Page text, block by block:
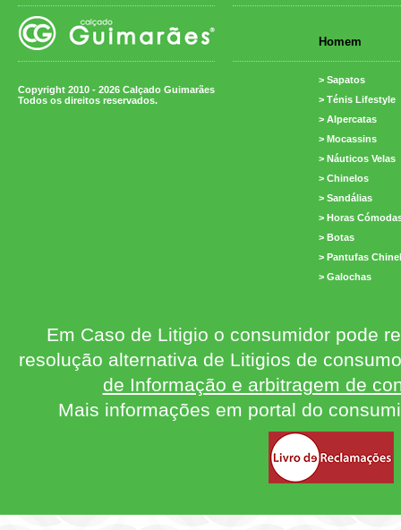
Copyright 2010 - 2026 Calçado Guimarães
Todos os direitos reservados.
Homem
> Sapatos
> Ténis Lifestyle
> Alpercatas
> Mocassins
> Náuticos Velas
> Chinelos
> Sandálias
> Horas
> Botas
> Pantufas
> Galochas
Em Caso de Litigio o consumidor pode
resolução alternativa de Litigios de
de Informação e arbitragem de
Mais informações em portal do